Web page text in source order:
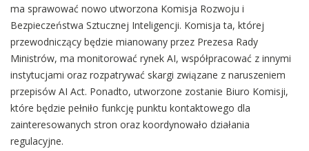
ma sprawować nowo utworzona Komisja Rozwoju i
Bezpieczeństwa Sztucznej Inteligencji. Komisja ta, której
przewodniczący będzie mianowany przez Prezesa Rady
Ministrów, ma monitorować rynek AI, współpracować z innymi
instytucjami oraz rozpatrywać skargi związane z naruszeniem
przepisów AI Act. Ponadto, utworzone zostanie Biuro Komisji,
które będzie pełniło funkcję punktu kontaktowego dla
zainteresowanych stron oraz koordynowało działania
regulacyjne.